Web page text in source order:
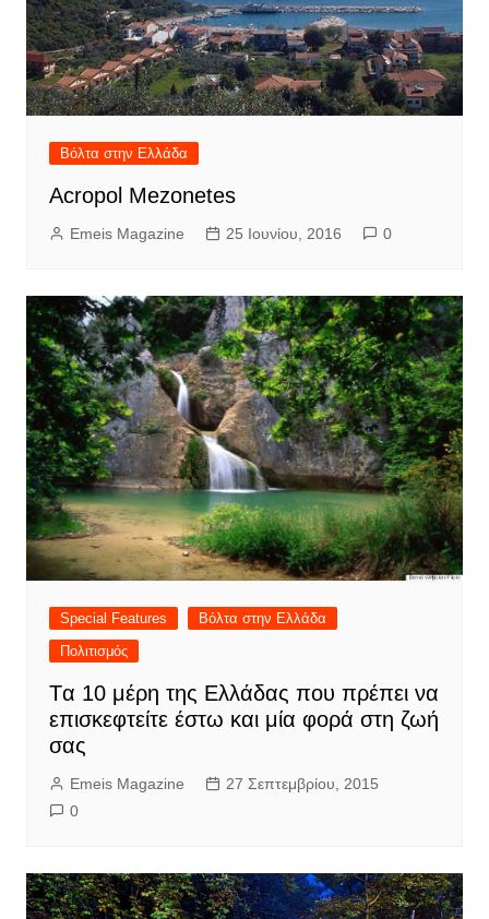
Βόλτα στην Ελλάδα
Acropol Mezonetes
Emeis Magazine 25 Ιουνίου, 2016 0
Special Features
Βόλτα στην Ελλάδα
Πολιτισμός
Tα 10 μέρη της Ελλάδας που πρέπει να
επισκεφτείτε έστω και μία φορά στη ζωή
σας
Emeis Magazine
27 Σεπτεμβρίου, 2015
0